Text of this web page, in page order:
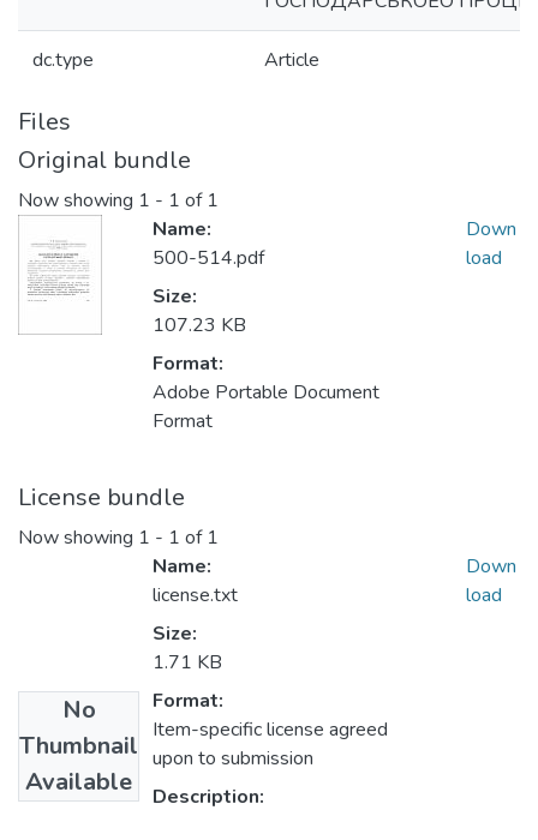
dc.type Article
Files
Original bundle
Now showing 1 - 1 of 1
Name:
500-514.pdf
Size:
107.23 KB
Format:
Adobe Portable Document
Format
Down
load
License bundle
Now showing 1 - 1 of 1
No
Thumbnail
Available
Name:
license.txt
Size:
1.71 KB
Format:
Item-specific license agreed
upon to submission
Description:
Down
load